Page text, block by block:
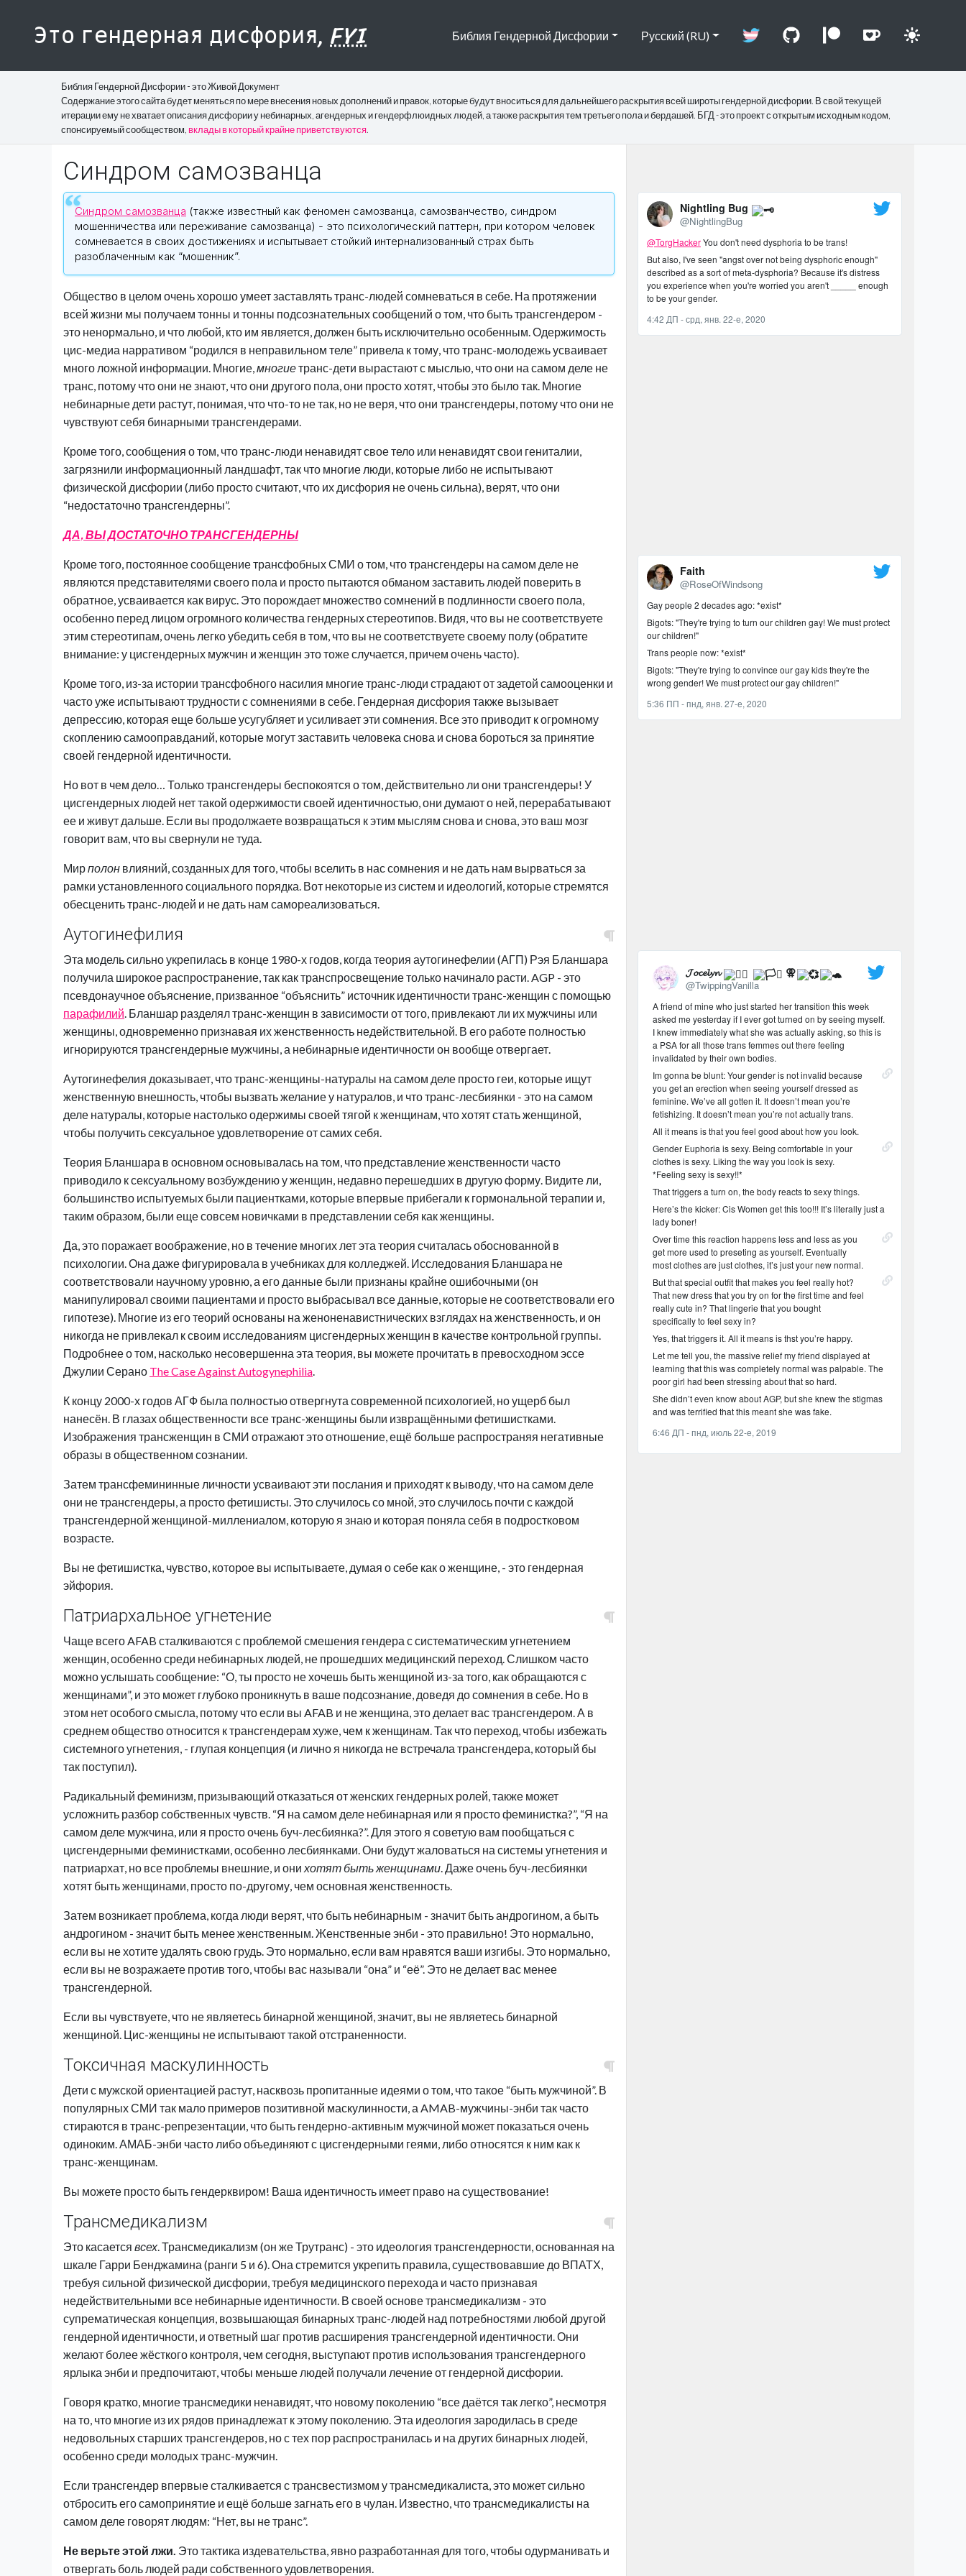
Это гендерная дисфория,FYI Библия Гендерной Дисфории Русский (RU)
Библия Гендерной Дисфории - это Живой Документ
Содержание этого сайта будет меняться по мере внесения новых дополнений и правок, которые будут вноситься для дальнейшего раскрытия всей широты гендерной дисфории. В свой текущей
итерации ему не хватает описания дисфории у небинарных, агендерных и гендерфлюидных людей, а также раскрытия тем третьего пола и бердашей. БГД - это проект с открытым исходным кодом,
спонсируемый сообществом, вклады в который крайне приветствуются.
Синдром самозванца
Nightling Bug
@NightlingBug
@TorgHackerYou don't need dysphoria to be trans!
But also, I've seen "angst over not being dysphoric enough"
described as a sort of meta-dysphoria? Because it's distress
you experience when you're worried you aren't _____ enough
to be your gender.
4:42 ДП - срд, янв. 22-е, 2020
Синдром самозванца (также известный как феномен самозванца, самозванчество, синдром
мошенничества или переживание самозванца) - это психологический паттерн, при котором человек
сомневается в своих достижениях и испытывает стойкий интернализованный страх быть
разоблаченным как “мошенник”.
Общество в целом очень хорошо умеет заставлять транс-людей сомневаться в себе. На протяжении
всей жизни мы получаем тонны и тонны подсознательных сообщений о том, что быть трансгендером -
это ненормально, и что любой, кто им является, должен быть исключительно особенным. Одержимость
цис-медиа нарративом “родился в неправильном теле” привела к тому, что транс-молодежь усваивает
много ложной информации. Многие,многиетранс-дети вырастают с мыслью, что они на самом деле не
транс, потому что они не знают, что они другого пола, они просто хотят, чтобы это было так. Многие
небинарные дети растут, понимая, что что-то не так, но не веря, что они трансгендеры, потому что они не
чувствуют себя бинарными трансгендерами.
Кроме того, сообщения о том, что транс-люди ненавидят свое тело или ненавидят свои гениталии,
загрязнили информационный ландшафт, так что многие люди, которые либо не испытывают
физической дисфории (либо просто считают, что их дисфория не очень сильна), верят, что они
“недостаточно трансгендерны”.
ДА, ВЫ ДОСТАТОЧНО ТРАНСГЕНДЕРНЫ
Faith
@RoseOfWindsong
Gay people 2 decades ago: *exist*
Bigots: "They're trying to turn our children gay! We must protect
our children!"
Trans people now: *exist*
Bigots: "They're trying to convince our gay kids they're the
wrong gender! We must protect our gay children!"
5:36 ПП - пнд, янв. 27-е, 2020
Кроме того, постоянное сообщение трансфобных СМИ о том, что трансгендеры на самом деле не
являются представителями своего пола и просто пытаются обманом заставить людей поверить в
обратное, усваивается как вирус. Это порождает множество сомнений в подлинности своего пола,
особенно перед лицом огромного количества гендерных стереотипов. Видя, что вы не соответствуете
этим стереотипам, очень легко убедить себя в том, что вы не соответствуете своему полу (обратите
внимание: у цисгендерных мужчин и женщин это тоже случается, причем очень часто).
Кроме того, из-за истории трансфобного насилия многие транс-люди страдают от задетой самооценки и
часто уже испытывают трудности с сомнениями в себе. Гендерная дисфория также вызывает
депрессию, которая еще больше усугубляет и усиливает эти сомнения. Все это приводит к огромному
скоплению самооправданий, которые могут заставить человека снова и снова бороться за принятие
своей гендерной идентичности.
Но вот в чем дело… Только трансгендеры беспокоятся о том, действительно ли они трансгендеры! У
цисгендерных людей нет такой одержимости своей идентичностью, они думают о ней, перерабатывают
ее и живут дальше. Если вы продолжаете возвращаться к этим мыслям снова и снова, это ваш мозг
говорит вам, что вы свернули не туда.
Мирполон влияний, созданных для того, чтобы вселить в нас сомнения и не дать нам вырваться за
рамки установленного социального порядка. Вот некоторые из систем и идеологий, которые стремятся
обесценить транс-людей и не дать нам самореализоваться.
Аутогинефилия
𝓙𝓸𝓬𝓮𝓵𝔂𝓷 ⚢
@TwippingVanilla
A friend of mine who just started her transition this week
asked me yesterday if I ever got turned on by seeing myself.
I knew immediately what she was actually asking, so this is
a PSA for all those trans femmes out there feeling
invalidated by their own bodies.
Im gonna be blunt: Your gender is not invalid because
you get an erection when seeing yourself dressed as
feminine. We’ve all gotten it. It doesn’t mean you’re
fetishizing. It doesn’t mean you’re not actually trans.
All it means is that you feel good about how you look.
Gender Euphoria is sexy. Being comfortable in your
clothes is sexy. Liking the way you look is sexy.
*Feeling sexy is sexy!!*
That triggers a turn on, the body reacts to sexy things.
Here’s the kicker: Cis Women get this too!!! It’s literally just a
lady boner!
Over time this reaction happens less and less as you
get more used to preseting as yourself. Eventually
most clothes are just clothes, it’s just your new normal.
But that special outfit that makes you feel really hot?
That new dress that you try on for the first time and feel
really cute in? That lingerie that you bought
specifically to feel sexy in?
Yes, that triggers it. All it means is thst you’re happy.
Let me tell you, the massive relief my friend displayed at
learning that this was completely normal was palpable. The
poor girl had been stressing about that so hard.
She didn’t even know about AGP, but she knew the stigmas
and was terrified that this meant she was fake.
6:46 ДП - пнд, июль 22-е, 2019
Эта модель сильно укрепилась в конце 1980-х годов, когда теория аутогинефелии (АГП) Рэя Бланшара
получила широкое распространение, так как транспросвещение только начинало расти. AGP - это
псевдонаучное объяснение, призванное “объяснить” источник идентичности транс-женщин с помощью
парафилий. Бланшар разделял транс-женщин в зависимости от того, привлекают ли их мужчины или
женщины, одновременно признавая их женственность недействительной. В его работе полностью
игнорируются трансгендерные мужчины, а небинарные идентичности он вообще отвергает.
Аутогинефелия доказывает, что транс-женщины-натуралы на самом деле просто геи, которые ищут
женственную внешность, чтобы вызвать желание у натуралов, и что транс-лесбиянки - это на самом
деле натуралы, которые настолько одержимы своей тягой к женщинам, что хотят стать женщиной,
чтобы получить сексуальное удовлетворение от самих себя.
Теория Бланшара в основном основывалась на том, что представление женственности часто
приводило к сексуальному возбуждению у женщин, недавно перешедших в другую форму. Видите ли,
большинство испытуемых были пациентками, которые впервые прибегали к гормональной терапии и,
таким образом, были еще совсем новичками в представлении себя как женщины.
Да, это поражает воображение, но в течение многих лет эта теория считалась обоснованной в
психологии. Она даже фигурировала в учебниках для колледжей. Исследования Бланшара не
соответствовали научному уровню, а его данные были признаны крайне ошибочными (он
манипулировал своими пациентами и просто выбрасывал все данные, которые не соответствовали его
гипотезе). Многие из его теорий основаны на женоненавистнических взглядах на женственность, и он
никогда не привлекал к своим исследованиям цисгендерных женщин в качестве контрольной группы.
Подробнее о том, насколько несовершенна эта теория, вы можете прочитать в превосходном эссе
Джулии Серано The Case Against Autogynephilia.
К концу 2000-х годов АГФ была полностью отвергнута современной психологией, но ущерб был
нанесён. В глазах общественности все транс-женщины были извращёнными фетишистками.
Изображения трансженщин в СМИ отражают это отношение, ещё больше распространяя негативные
образы в общественном сознании.
Затем трансфемининные личности усваивают эти послания и приходят к выводу, что на самом деле
они не трансгендеры, а просто фетишисты. Это случилось со мной, это случилось почти с каждой
трансгендерной женщиной-миллениалом, которую я знаю и которая поняла себя в подростковом
возрасте.
Вы не фетишистка, чувство, которое вы испытываете, думая о себе как о женщине, - это гендерная
эйфория.
Патриархальное угнетение
Чаще всего AFAB сталкиваются с проблемой смешения гендера с систематическим угнетением
женщин, особенно среди небинарных людей, не прошедших медицинский переход. Слишком часто
можно услышать сообщение: “О, ты просто не хочешь быть женщиной из-за того, как обращаются с
женщинами”, и это может глубоко проникнуть в ваше подсознание, доведя до сомнения в себе. Но в
этом нет особого смысла, потому что если вы AFAB и не женщина, это делает вас трансгендером. А в
среднем общество относится к трансгендерам хуже, чем к женщинам. Так что переход, чтобы избежать
системного угнетения, - глупая концепция (и лично я никогда не встречала трансгендера, который бы
так поступил).
Радикальный феминизм, призывающий отказаться от женских гендерных ролей, также может
усложнить разбор собственных чувств. “Я на самом деле небинарная или я просто феминистка?”, “Я на
самом деле мужчина, или я просто очень буч-лесбиянка?”. Для этого я советую вам пообщаться с
цисгендерными феминистками, особенно лесбиянками. Они будут жаловаться на системы угнетения и
патриархат, но все проблемы внешние, и они хотят быть женщинами. Даже очень буч-лесбиянки
хотят быть женщинами, просто по-другому, чем основная женственность.
Затем возникает проблема, когда люди верят, что быть небинарным - значит быть андрогином, а быть
андрогином - значит быть менее женственным. Женственные энби - это правильно! Это нормально,
если вы не хотите удалять свою грудь. Это нормально, если вам нравятся ваши изгибы. Это нормально,
если вы не возражаете против того, чтобы вас называли “она” и “её”. Это не делает вас менее
трансгендерной.
Если вы чувствуете, что не являетесь бинарной женщиной, значит, вы не являетесь бинарной
женщиной. Цис-женщины не испытывают такой отстраненности.
Токсичная маскулинность
Дети с мужской ориентацией растут, насквозь пропитанные идеями о том, что такое “быть мужчиной”. В
популярных СМИ так мало примеров позитивной маскулинности, а AMAB-мужчины-энби так часто
стираются в транс-репрезентации, что быть гендерно-активным мужчиной может показаться очень
одиноким. АМАБ-энби часто либо объединяют с цисгендерными геями, либо относятся к ним как к
транс-женщинам.
Вы можете просто быть гендерквиром! Ваша идентичность имеет право на существование!
Трансмедикализм
Это касается всех. Трансмедикализм (он же Трутранс) - это идеология трансгендерности, основанная на
шкале Гарри Бенджамина (ранги 5 и 6). Она стремится укрепить правила, существовавшие до ВПАТХ,
требуя сильной физической дисфории, требуя медицинского перехода и часто признавая
недействительными все небинарные идентичности. В своей основе трансмедикализм - это
супрематическая концепция, возвышающая бинарных транс-людей над потребностями любой другой
гендерной идентичности, и ответный шаг против расширения трансгендерной идентичности. Они
желают более жёсткого контроля, чем сегодня, выступают против использования трансгендерного
ярлыка энби и предпочитают, чтобы меньше людей получали лечение от гендерной дисфории.
Говоря кратко, многие трансмедики ненавидят, что новому поколению “все даётся так легко”, несмотря
на то, что многие из их рядов принадлежат к этому поколению. Эта идеология зародилась в среде
недовольных старших трансгендеров, но с тех пор распространилась и на других бинарных людей,
особенно среди молодых транс-мужчин.
Если трансгендер впервые сталкивается с трансвестизмом у трансмедикалиста, это может сильно
отбросить его самопринятие и ещё больше загнать его в чулан. Известно, что трансмедикалисты на
самом деле говорят людям: “Нет, вы не транс”.
Не верьте этой лжи. Это тактика издевательства, явно разработанная для того, чтобы одурманивать и
отвергать боль людей ради собственного удовлетворения.